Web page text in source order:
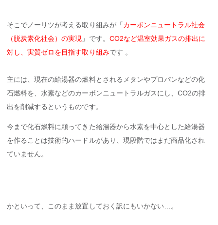
そこでノーリツが考える取り組みが「 カーボンニュートラル社会
（脱炭素化社会）の実現 」です。 CO2など温室効果ガスの排出に
対し、実質ゼロを目指す取り組みです 。
主には、現在の給湯器の燃料とされるメタンやプロパンなどの化
石燃料を、水素などのカーボンニュートラルガスにし、CO2の排
出を削減するというものです。
今まで化石燃料に頼ってきた給湯器から水素を中心とした給湯器
を作ることは技術的ハードルがあり、現段階ではまだ商品化され
ていません。
かといって、このまま放置しておく訳にもいかない…。